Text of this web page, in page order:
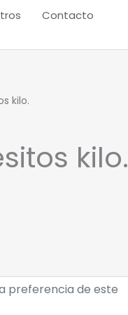
Contacto
kilo.
kilo.